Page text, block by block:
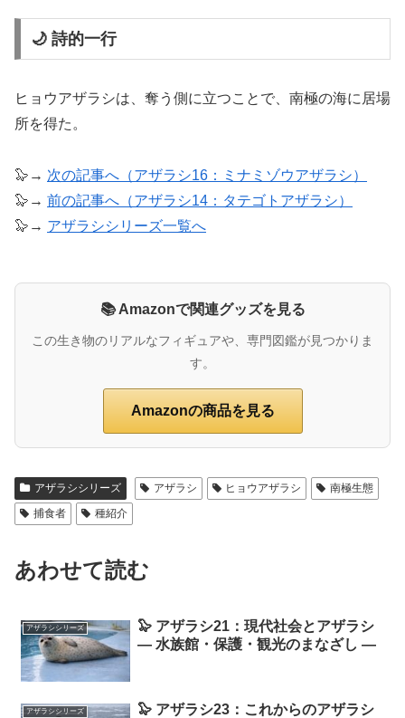
🌙 詩的一行
ヒョウアザラシは、奪う側に立つことで、南極の海に居場
所を得た。
🦭→ 次の記事へ（アザラシ16：ミナミゾウアザラシ）
🦭→ 前の記事へ（アザラシ14：タテゴトアザラシ）
🦭→ アザラシシリーズ一覧へ
📚 Amazonで関連グッズを見る
この生き物のリアルなフィギュアや、専門図鑑が見つかりま
す。
Amazonの商品を見る
アザラシシリーズ アザラシ ヒョウアザラシ
南極生態
捕食者
種紹介
あわせて読む
アザラシシリーズ
🦭 アザラシ21：現代社会とアザラシ
― 水族館・保護・観光のまなざし ―
アザラシシリーズ
🦭 アザラシ23：これからのアザラシ